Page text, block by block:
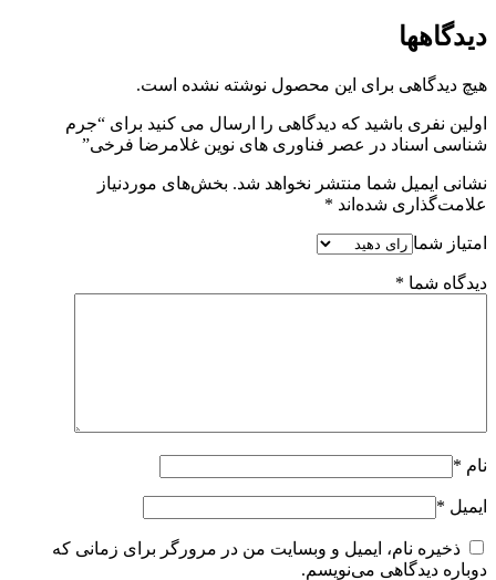
دیدگاهها
هیچ دیدگاهی برای این محصول نوشته نشده است.
اولین نفری باشید که دیدگاهی را ارسال می کنید برای “جرم
شناسی اسناد در عصر فناوری های نوین غلامرضا فرخی”
نشانی ایمیل شما منتشر نخواهد شد. بخش‌های موردنیاز
علامت‌گذاری شده‌اند *
امتیاز شما
دیدگاه شما *
نام *
ایمیل *
ذخیره نام، ایمیل و وبسایت من در مرورگر برای زمانی که
دوباره دیدگاهی می‌نویسم.